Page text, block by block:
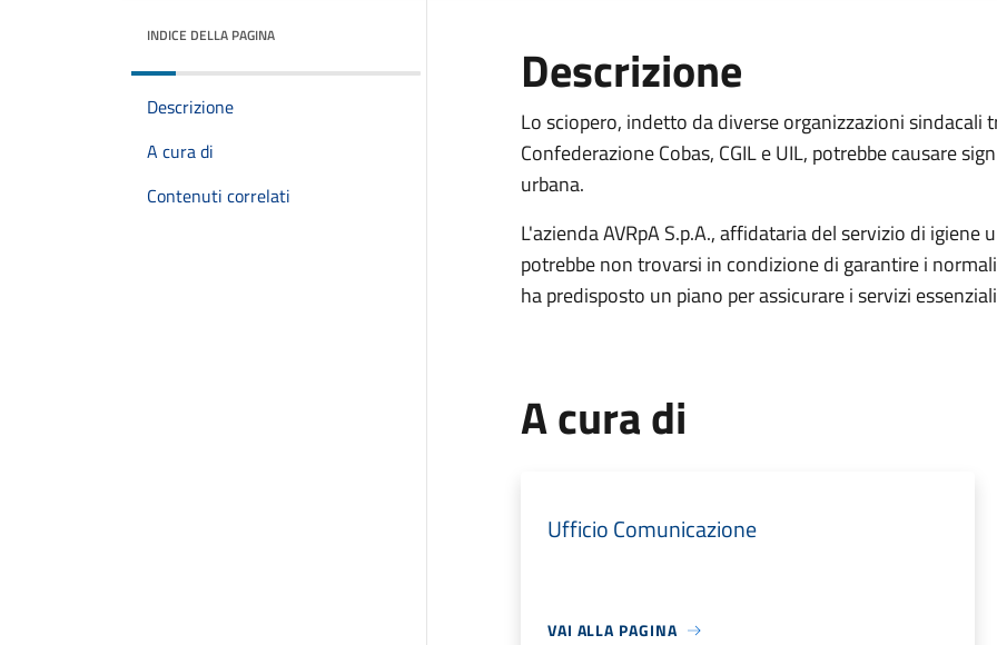
INDICE DELLA PAGINA
Descrizione
A cura di
Contenuti correlati
Descrizione
Lo sciopero, indetto da diverse organizzazioni sindacali
Confederazione Cobas, CGIL e UIL, potrebbe causare
urbana.
L'azienda AVRpA S.p.A., affidataria del servizio di
potrebbe non trovarsi in condizione di garantire i
ha predisposto un piano per assicurare i servizi
A cura di
Ufficio Comunicazione
VAI ALLA PAGINA